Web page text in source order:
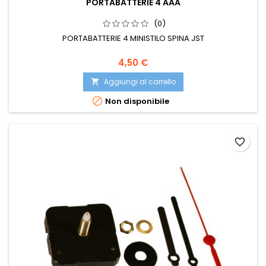
PORTABATTERIE 4 AAA
(0)
PORTABATTERIE 4 MINISTILO SPINA JST
4,50 €
 Aggiungi al carrello
 Non disponibile
favorite_border